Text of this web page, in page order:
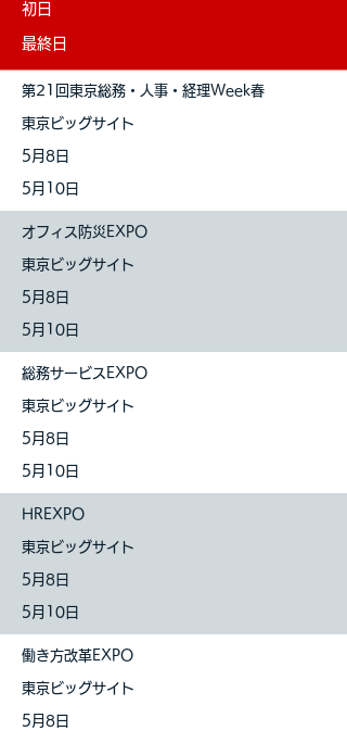
初日
最終日
第21回東京総務・人事・経理Week春
東京ビッグサイト
5月8日
5月10日
オフィス防災EXPO
東京ビッグサイト
5月8日
5月10日
総務サービスEXPO
東京ビッグサイト
5月8日
5月10日
HREXPO
東京ビッグサイト
5月8日
5月10日
働き方改革EXPO
東京ビッグサイト
5月8日